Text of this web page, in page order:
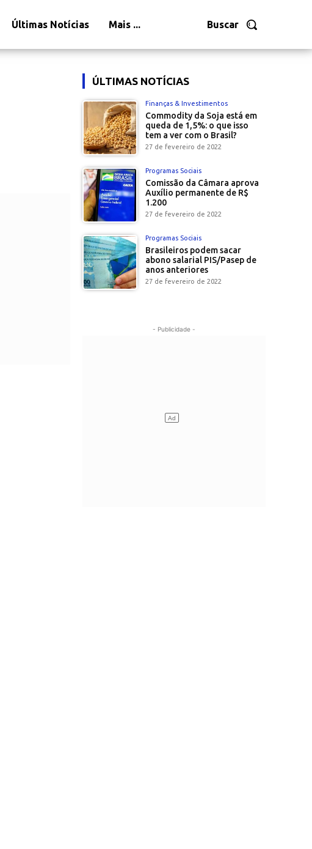
Buscar
Últimas Notícias Mais ...
ÚLTIMAS NOTÍCIAS
Finanças & Investimentos
Commodity da Soja está em
queda de 1,5%: o que isso
tem a ver com o Brasil?
27 de fevereiro de 2022
Programas Sociais
Comissão da Câmara aprova
Auxílio permanente de R$
1.200
27 de fevereiro de 2022
Programas Sociais
Brasileiros podem sacar
abono salarial PIS/Pasep de
anos anteriores
27 de fevereiro de 2022
- Publicidade -